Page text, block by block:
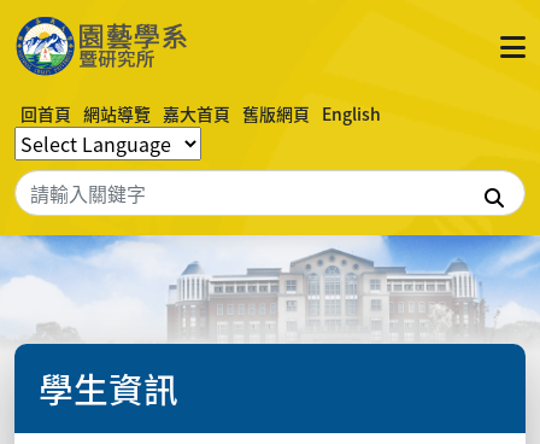
回首頁 網站導覽 嘉大首頁 舊版網頁 English
搜尋
學生資訊